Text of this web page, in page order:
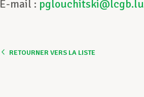
E-mail : pglouchitski@lcgb.lu
RETOURNER VERS LA LISTE